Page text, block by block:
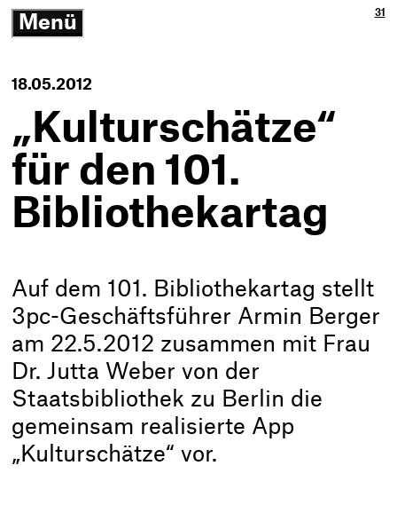
Menü
31
18.05.2012
„Kulturschätze“
für den 101.
Bibliothekartag
Auf dem 101. Bibliothekartag stellt
3pc-Geschäftsführer Armin Berger
am 22.5.2012 zusammen mit Frau
Dr. Jutta Weber von der
Staatsbibliothek zu Berlin die
gemeinsam realisierte App
„Kulturschätze“ vor.